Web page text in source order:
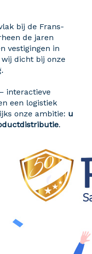
bij de Frans-
de jaren
vestigingen in
dicht bij onze
interactieve
een logistiek
onze ambitie: u
.